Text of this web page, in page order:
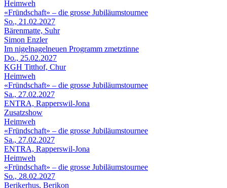
Heimweh
«Fründschaft» – die grosse Jubiläumstournee
So., 21.02.2027
Bärenmatte, Suhr
Simon Enzler
Im nigelnagelneuen Programm zmetztinne
Do., 25.02.2027
KGH Titthof, Chur
Heimweh
«Fründschaft» – die grosse Jubiläumstournee
Sa., 27.02.2027
ENTRA, Rapperswil-Jona
Zusatzshow
Heimweh
«Fründschaft» – die grosse Jubiläumstournee
Sa., 27.02.2027
ENTRA, Rapperswil-Jona
Heimweh
«Fründschaft» – die grosse Jubiläumstournee
So., 28.02.2027
Berikerhus, Berikon